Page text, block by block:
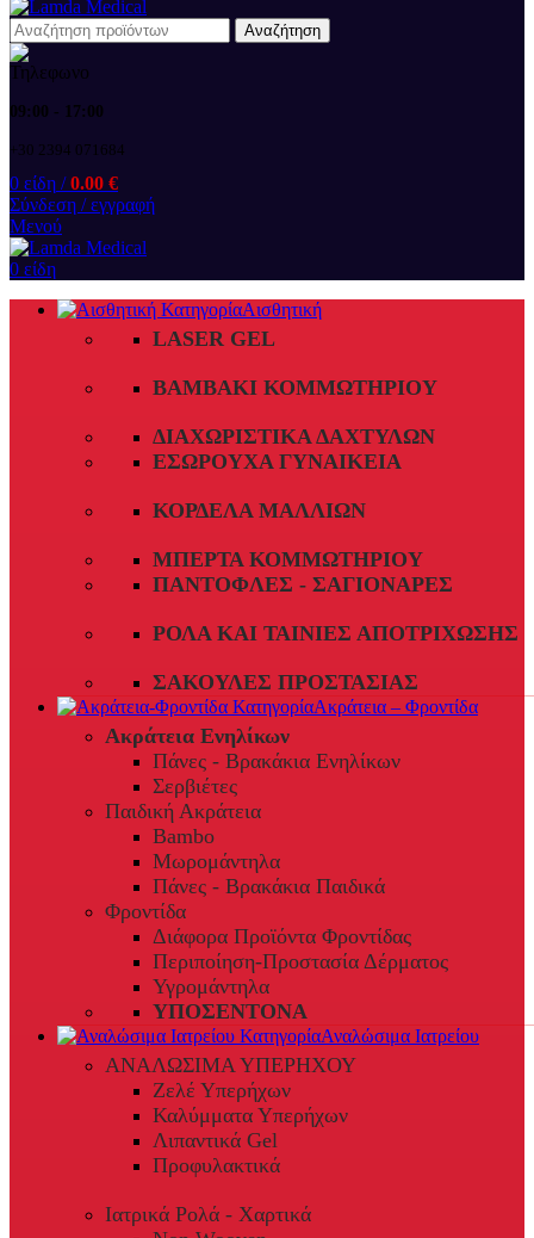
Αναζήτηση
09:00 - 17:00
+30 2394 071684
0 είδη / 0.00 €
Σύνδεση / εγγραφή
Μενού
0 είδη
Αισθητική
LASER GEL
ΒΑΜΒΆΚΙ ΚΟΜΜΩΤΗΡΊΟΥ
ΔΙΑΧΩΡΙΣΤΙΚΆ ΔΑΧΤΎΛΩΝ
ΕΣΏΡΟΥΧΑ ΓΥΝΑΙΚΕΊΑ
ΚΟΡΔΈΛΑ ΜΑΛΛΙΏΝ
ΜΠΈΡΤΑ ΚΟΜΜΩΤΗΡΊΟΥ
ΠΑΝΤΌΦΛΕΣ - ΣΑΓΙΟΝΆΡΕΣ
ΡΟΛΆ ΚΑΙ ΤΑΙΝΊΕΣ ΑΠΟΤΡΊΧΩΣΗΣ
ΣΑΚΟΎΛΕΣ ΠΡΟΣΤΑΣΊΑΣ
Ακράτεια – Φροντίδα
Ακράτεια Ενηλίκων
Πάνες - Βρακάκια Ενηλίκων
Σερβιέτες
Παιδική Ακράτεια
Bambo
Μωρομάντηλα
Πάνες - Βρακάκια Παιδικά
Φροντίδα
Διάφορα Προϊόντα Φροντίδας
Περιποίηση-Προστασία Δέρματος
Υγρομάντηλα
ΥΠΟΣΕΝΤΟΝΑ
Αναλώσιμα Ιατρείου
ΑΝΑΛΩΣΙΜΑ ΥΠΕΡΗΧΟΥ
Ζελέ Υπερήχων
Καλύμματα Υπερήχων
Λιπαντικά Gel
Προφυλακτικά
Ιατρικά Ρολά - Χαρτικά